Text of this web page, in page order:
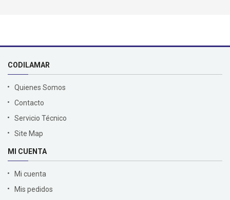
CODILAMAR
Quienes Somos
Contacto
Servicio Técnico
Site Map
MI CUENTA
Mi cuenta
Mis pedidos